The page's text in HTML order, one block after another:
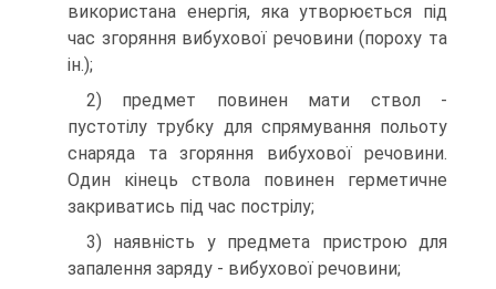
використана енергія, яка утворюється під
час згоряння вибухової речовини (пороху та
ін.);
2) предмет повинен мати ствол -
пустотілу трубку для спрямування польоту
снаряда та згоряння вибухової речовини.
Один кінець ствола повинен герметичне
закриватись під час пострілу;
3) наявність у предмета пристрою для
запалення заряду - вибухової речовини;